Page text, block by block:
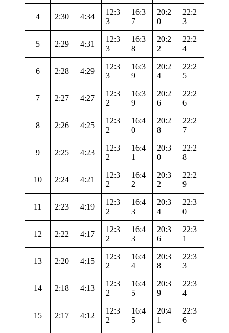
4 2:30 4:34
12:3
3
16:3
7
20:2
0
22:2
3
5 2:29 4:31
12:3
3
16:3
8
20:2
2
22:2
4
6 2:28 4:29
12:3
3
16:3
9
20:2
4
22:2
5
7 2:27 4:27
12:3
2
16:3
9
20:2
6
22:2
6
8 2:26 4:25
12:3
2
16:4
0
20:2
8
22:2
7
9 2:25 4:23
12:3
2
16:4
1
20:3
0
22:2
8
10 2:24 4:21
12:3
2
16:4
2
20:3
2
22:2
9
11 2:23 4:19
12:3
2
16:4
3
20:3
4
22:3
0
12 2:22 4:17
12:3
2
16:4
3
20:3
6
22:3
1
13 2:20 4:15
12:3
2
16:4
4
20:3
8
22:3
3
14 2:18 4:13
12:3
2
16:4
5
20:3
9
22:3
4
15 2:17 4:12
12:3
2
16:4
5
20:4
1
22:3
6